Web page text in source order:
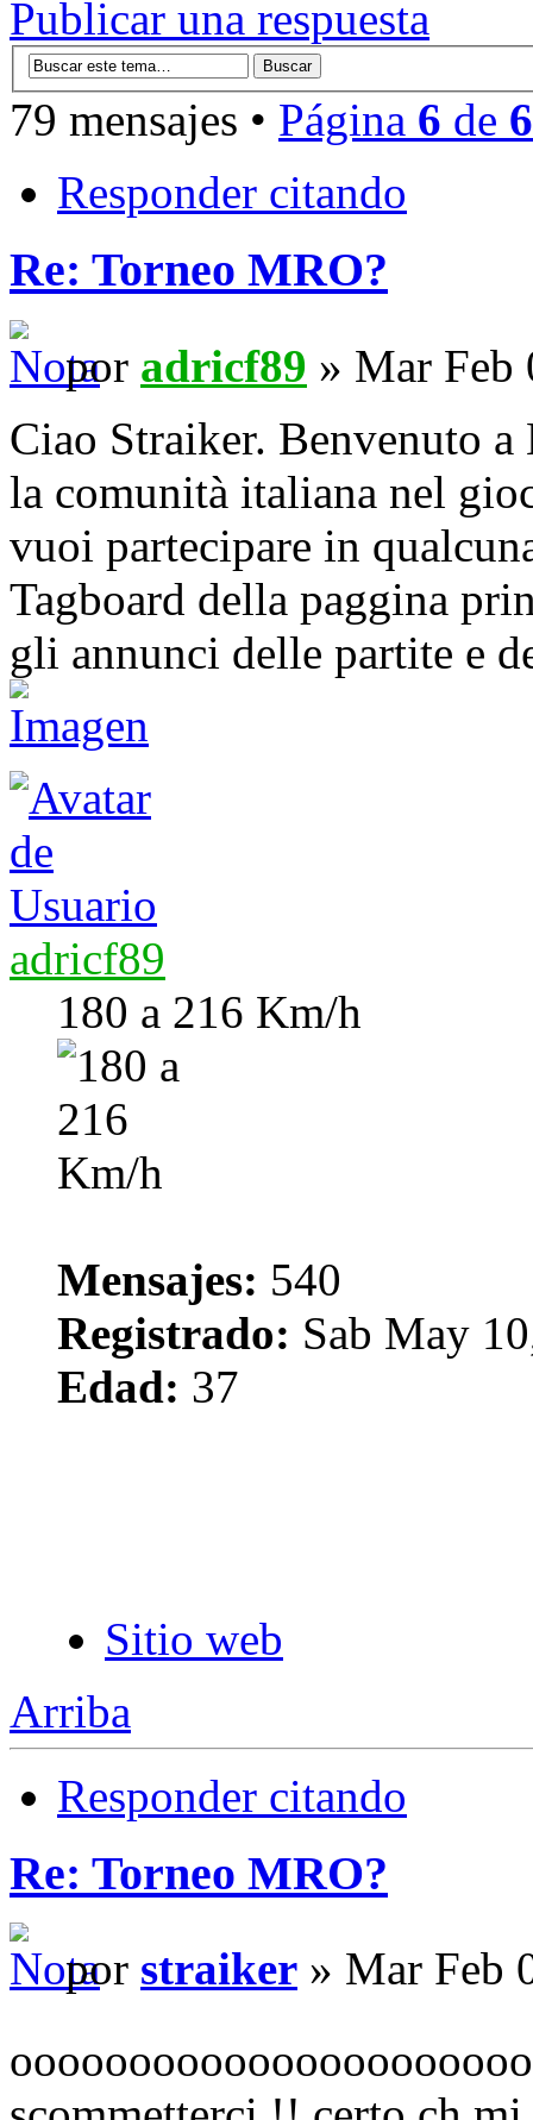
Publicar una respuesta
79 mensajes • Página 6 de 6
Responder citando
Re: Torneo MRO?
por adricf89 » Mar Feb
Ciao Straiker. Benvenuto
la comunità italiana nel
vuoi partecipare in
Tagboard della paggina
gli annunci delle partite e
adricf89
180 a 216 Km/h
Mensajes: 540
Registrado: Sab May
Edad: 37
Sitio web
Arriba
Responder citando
Re: Torneo MRO?
por straiker » Mar Feb